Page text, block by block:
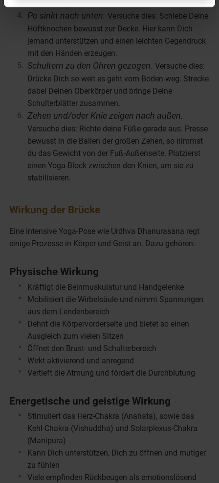
Po sinkt nach unten. Versuche dies: Schiebe Deine
Hüftknochen bewusst zur Decke. Hier kann Dich
jemand unterstützen und einen leichten Gegendruck
mit den Händen erzeugen.
Schultern zu den Ohren gezogen. Versuche dies:
Drücke Dich so weit es geht vom Boden weg. Strecke
dabei Deinen Oberkörper und bringe Deine
Schulterblätter zusammen.
Zehen und/oder Knie zeigen nach außen.
Versuche dies: Richte deine Füße gerade aus. Presse
bewusst in die Ballen der großen Zehen, so nimmst
du das Gewicht von der Fuß-Außenseite. Platzierst
einen Yoga-Block zwischen den Knien, um sie zu
stabilisieren.
Wirkung der Brücke
Eine intensive Yoga-Pose wie Urdhva Dhanurasana regt
einige Prozesse in Körper und Geist an. Dazu gehören:
Physische Wirkung
Kräftigt die Beinmuskulatur und Handgelenke
Mobilisiert die Wirbelsäule und nimmt Spannungen
aus dem Lendenbereich
Dehnt die Körpervorderseite und bietet so einen
Ausgleich zum vielen Sitzen
Öffnet den Brust- und Schulterbereich
Wirkt aktivierend und anregend
Vertieft die Atmung und fördert die Durchblutung
Energetische und geistige Wirkung
Stimuliert das Herz-Chakra (Anahata), sowie das
Kehl-Chakra (Vishuddha) und Solarplexus-Chakra
(Manipura)
Kann Dich unterstützen, Dich zu öffnen und mutiger
zu fühlen
Viele empfinden Rückbeugen als emotionslösend